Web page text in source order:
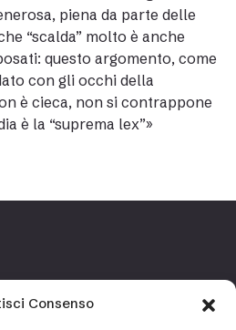
Consenso
piena da parte delle
“scalda” molto è anche
questo argomento, come
con gli occhi della
è cieca, non si contrappone
è la “suprema lex”»